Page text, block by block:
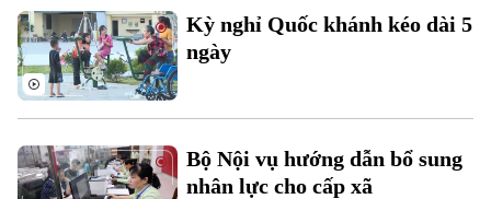
Xu hướng
Kỳ nghỉ Quốc khánh kéo dài 5
ngày
Bộ Nội vụ hướng dẫn bổ sung
nhân lực cho cấp xã